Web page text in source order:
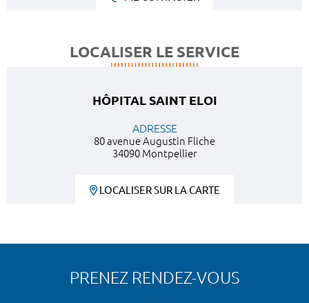
LOCALISER LE SERVICE
HÔPITAL SAINT ELOI
ADRESSE
80 avenue Augustin Fliche
34090 Montpellier
LOCALISER SUR LA CARTE
PRENEZ RENDEZ-VOUS